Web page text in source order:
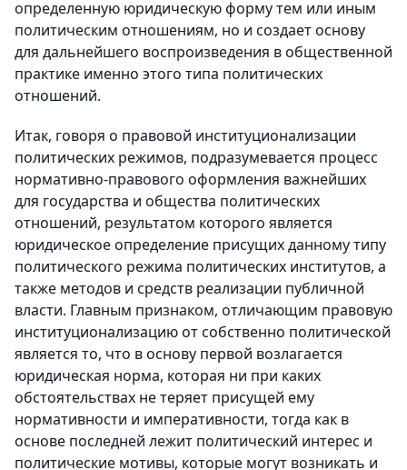
определенную юридическую форму тем или иным
политическим отношениям, но и создает основу
для дальнейшего воспроизведения в общественной
практике именно этого типа политических
отношений.
Итак, говоря о правовой институционализации
политических режимов, подразумевается процесс
нормативно-правового оформления важнейших
для государства и общества политических
отношений, результатом которого является
юридическое определение присущих данному типу
политического режима политических институтов, а
также методов и средств реализации публичной
власти. Главным признаком, отличающим правовую
институционализацию от собственно политической
является то, что в основу первой возлагается
юридическая норма, которая ни при каких
обстоятельствах не теряет присущей ему
нормативности и императивности, тогда как в
основе последней лежит политический интерес и
политические мотивы, которые могут возникать и